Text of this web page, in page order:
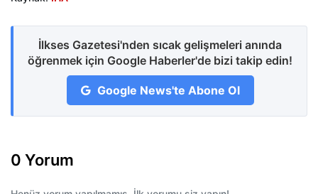
İlkses Gazetesi'nden sıcak gelişmeleri anında
öğrenmek için Google Haberler'de bizi takip edin!
Google News'te Abone Ol
0 Yorum